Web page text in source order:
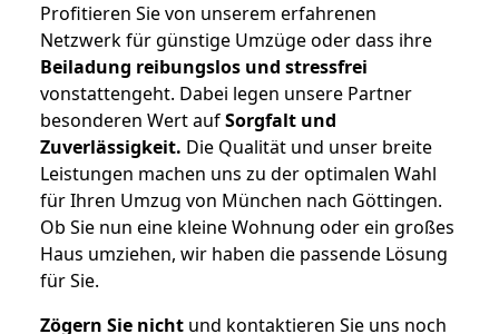
Profitieren Sie von unserem erfahrenen
Netzwerk für günstige Umzüge oder dass ihre
Beiladung reibungslos und stressfrei
vonstattengeht. Dabei legen unsere Partner
besonderen Wert aufSorgfalt und
Zuverlässigkeit. Die Qualität und unser breite
Leistungen machen uns zu der optimalen Wahl
für Ihren Umzug von München nach Göttingen.
Ob Sie nun eine kleine Wohnung oder ein großes
Haus umziehen, wir haben die passende Lösung
für Sie.
Zögern Sie nicht und kontaktieren Sie uns noch